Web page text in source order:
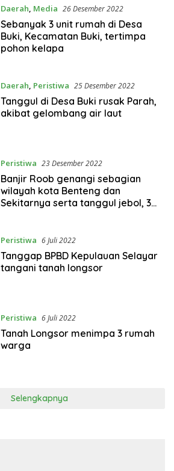
Daerah, Media 26 Desember 2022
Sebanyak 3 unit rumah di Desa
Buki, Kecamatan Buki, tertimpa
pohon kelapa
Daerah, Peristiwa 25 Desember 2022
Tanggul di Desa Buki rusak Parah,
akibat gelombang air laut
Peristiwa 23 Desember 2022
Banjir Roob genangi sebagian
wilayah kota Benteng dan
Sekitarnya serta tanggul jebol, 3
Peristiwa 6 Juli 2022
Tanggap BPBD Kepulauan Selayar
tangani tanah longsor
Peristiwa 6 Juli 2022
Tanah Longsor menimpa 3 rumah
warga
Selengkapnya